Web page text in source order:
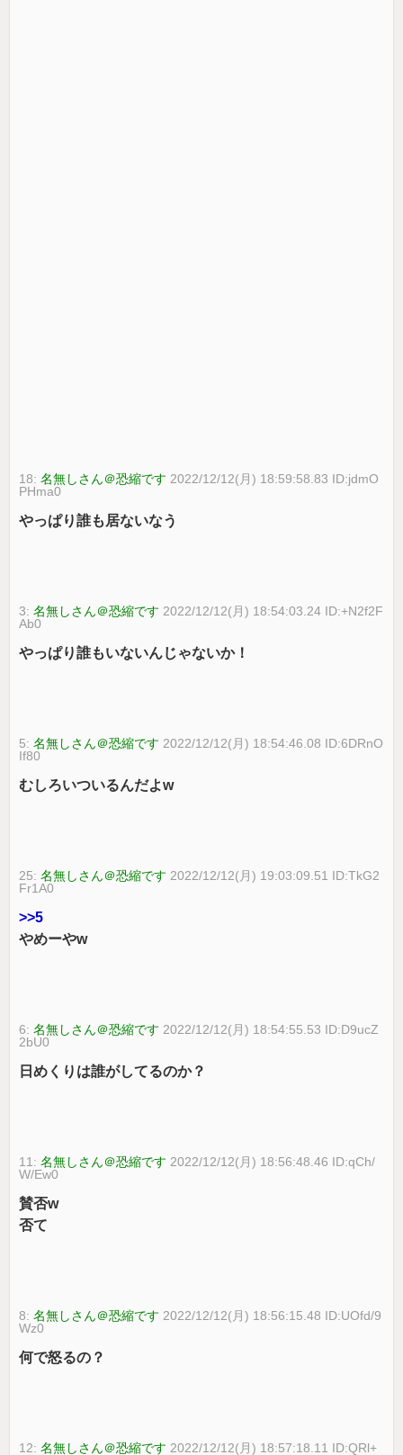
18:名無しさん＠恐縮です 2022/12/12(月) 18:59:58.83 ID:jdmO
PHma0
やっぱり誰も居ないなう
3:名無しさん＠恐縮です 2022/12/12(月) 18:54:03.24 ID:+N2f2F
Ab0
やっぱり誰もいないんじゃないか！
5:名無しさん＠恐縮です 2022/12/12(月) 18:54:46.08 ID:6DRnO
If80
むしろいついるんだよw
25:名無しさん＠恐縮です 2022/12/12(月) 19:03:09.51 ID:TkG2
Fr1A0
>>5
やめーやw
6:名無しさん＠恐縮です 2022/12/12(月) 18:54:55.53 ID:D9ucZ
2bU0
日めくりは誰がしてるのか？
11:名無しさん＠恐縮です 2022/12/12(月) 18:56:48.46 ID:qCh/
W/Ew0
賛否w
否て
8:名無しさん＠恐縮です 2022/12/12(月) 18:56:15.48 ID:UOfd/9
Wz0
何で怒るの？
12:名無しさん＠恐縮です 2022/12/12(月) 18:57:18.11 ID:QRl+